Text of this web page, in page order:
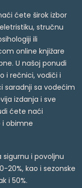
ćete širok izbor
stručnu
ili
online knjižare
U našoj ponudi
i rečnici, vodiči i
saradnji sa vodećim
izdanja i sve
ćete naći
i obimne
i povoljnu
20%, kao i sezonske
i 50%.